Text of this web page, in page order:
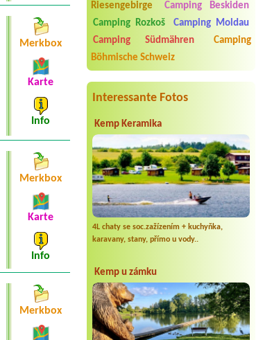
Termin ab 2026-08-09 |
Koupaliště a
kemp Křtiny
karavan + 4 osoby
Riesengebirge
Camping Beskiden
Camping Rozkoš
Camping Moldau
Camping Südmähren
Camping
Böhmische Schweiz
Interessante Fotos
Kemp Keramika
4L chaty se soc.zažízením + kuchyňka,
karavany, stany, přímo u vody..
Kemp u zámku
Merkbox
Karte
Info
Merkbox
Karte
Info
Merkbox